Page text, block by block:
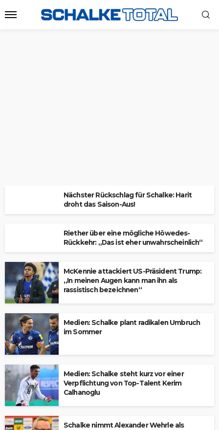
Nächster Rückschlag für Schalke: Harit
droht das Saison-Aus!
Riether über eine mögliche Höwedes-
Rückkehr: „Das ist eher unwahrscheinlich“
McKennie attackiert US-Präsident Trump:
„In meinen Augen kann man ihn als
rassistisch bezeichnen“
Medien: Schalke plant radikalen Umbruch
im Sommer
Medien: Schalke steht kurz vor einer
Verpflichtung von Top-Talent Kerim
Calhanoglu
Schalke nimmt Alexander Wehrle als